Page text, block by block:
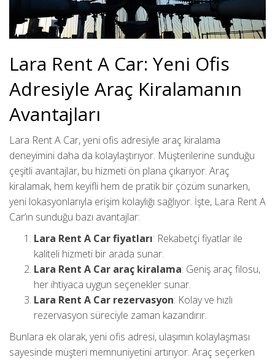
Lara Rent A Car: Yeni Ofis
Adresiyle Araç Kiralamanın
Avantajları
Lara Rent A Car, yeni ofis adresiyle araç kiralama
deneyimini daha da kolaylaştırıyor. Müşterilerine sunduğu
çeşitli avantajlar, bu hizmeti ön plana çıkarıyor. Araç
kiralamak, hem keyifli hem de pratik bir çözüm sunarken,
yeni lokasyonlarıyla erişim kolaylığı sağlıyor. İşte, Lara Rent A
Car’ın sunduğu bazı avantajlar:
Lara Rent A Car fiyatları: Rekabetçi fiyatlar ile
kaliteli hizmeti bir arada sunar.
Lara Rent A Car araç kiralama: Geniş araç filosu,
her ihtiyaca uygun seçenekler sunar.
Lara Rent A Car rezervasyon: Kolay ve hızlı
rezervasyon süreciyle zaman kazandırır.
Bunlara ek olarak, yeni ofis adresi, ulaşımın kolaylaşması
sayesinde müşteri memnuniyetini artırıyor. Araç seçerken